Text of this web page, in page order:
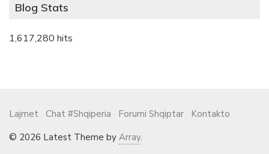
Blog Stats
1,617,280 hits
Lajmet Chat #Shqiperia Forumi Shqiptar
Kontakto
© 2026 Latest Theme by Array.